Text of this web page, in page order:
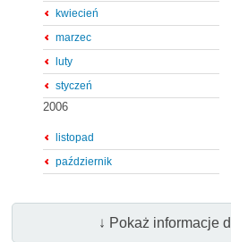
kwiecień
marzec
luty
styczeń
2006
listopad
październik
↓ Pokaż informacje